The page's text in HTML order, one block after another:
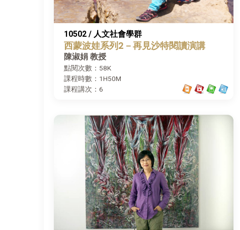
10502 / 人文社會學群
西蒙波娃系列2－再見沙特閱讀演講
陳淑娟 教授
點閱次數：58K
課程時數：1H50M
課程講次：6